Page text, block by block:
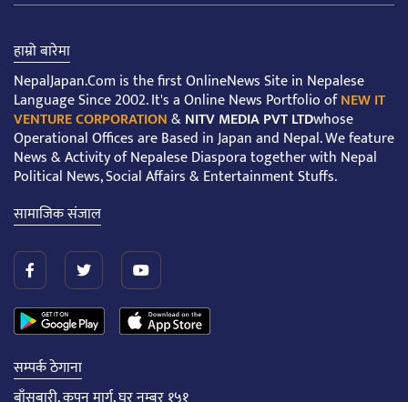
हाम्रो बारेमा
NepalJapan.Com is the first OnlineNews Site in Nepalese
Language Since 2002. It's a Online News Portfolio ofNEW IT
VENTURE CORPORATION&NITV MEDIA PVT LTDwhose
Operational Offices are Based in Japan and Nepal. We feature
News & Activity of Nepalese Diaspora together with Nepal
Political News, Social Affairs & Entertainment Stuffs.
सामाजिक संजाल
सम्पर्क ठेगाना